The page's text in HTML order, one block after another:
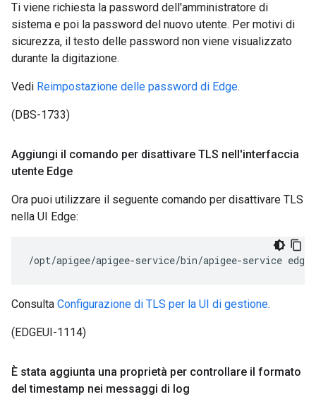
Ti viene richiesta la password dell'amministratore di
sistema e poi la password del nuovo utente. Per motivi di
sicurezza, il testo delle password non viene visualizzato
durante la digitazione.
Vedi Reimpostazione delle password di Edge.
(DBS-1733)
Aggiungi il comando per disattivare TLS nell'interfaccia
utente Edge
Ora puoi utilizzare il seguente comando per disattivare TLS
nella UI Edge:
/opt/apigee/apigee-service/bin/apigee-service
Consulta Configurazione di TLS per la UI di gestione.
(EDGEUI-1114)
È stata aggiunta una proprietà per controllare il formato
del timestamp nei messaggi di log